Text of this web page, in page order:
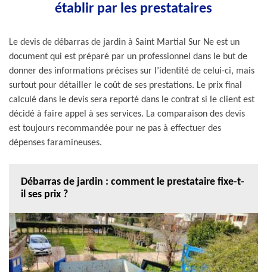
établir par les prestataires
Le devis de débarras de jardin à Saint Martial Sur Ne est un
document qui est préparé par un professionnel dans le but de
donner des informations précises sur l’identité de celui-ci, mais
surtout pour détailler le coût de ses prestations. Le prix final
calculé dans le devis sera reporté dans le contrat si le client est
décidé à faire appel à ses services. La comparaison des devis
est toujours recommandée pour ne pas à effectuer des
dépenses faramineuses.
Débarras de jardin : comment le prestataire fixe-t-
il ses prix ?